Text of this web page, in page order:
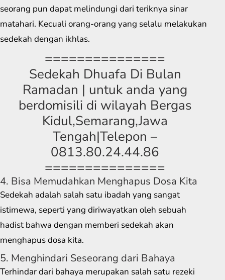
seorang pun dapat melindungi dari teriknya sinar
matahari. Kecuali orang-orang yang selalu melakukan
sedekah dengan ikhlas.
===============
Sedekah Dhuafa Di Bulan
Ramadan | untuk anda yang
berdomisili di wilayah Bergas
Kidul,Semarang,Jawa
Tengah|Telepon –
0813.80.24.44.86
===============
4. Bisa Memudahkan Menghapus Dosa Kita
Sedekah adalah salah satu ibadah yang sangat
istimewa, seperti yang diriwayatkan oleh sebuah
hadist bahwa dengan memberi sedekah akan
menghapus dosa kita.
5. Menghindari Seseorang dari Bahaya
Terhindar dari bahaya merupakan salah satu rezeki